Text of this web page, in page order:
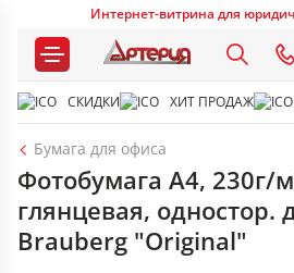
Интернет-витрина для
СКИДКИ ХИТ ПРОДАЖ
Бумага для офиса
Фотобумага А4, 230г/
глянцевая, одностор.
Brauberg "Original"